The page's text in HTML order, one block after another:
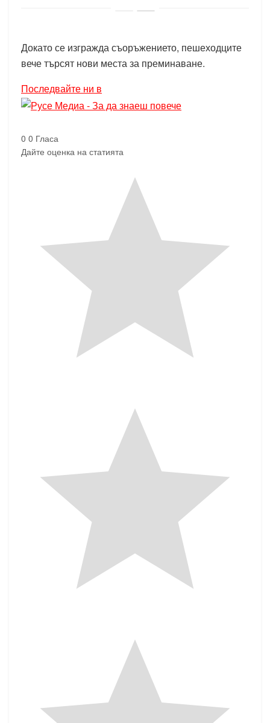
Докато се изгражда съоръжението, пешеходците
вече търсят нови места за преминаване.
Последвайте ни в
0 0 Гласа
Дайте оценка на статията